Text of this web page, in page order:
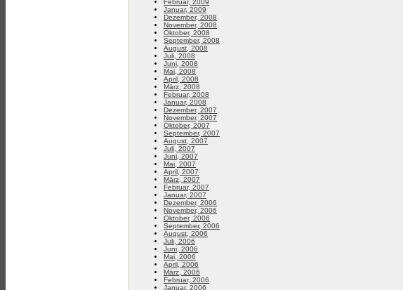
Februar, 2009
Januar, 2009
Dezember, 2008
November, 2008
Oktober, 2008
September, 2008
August, 2008
Juli, 2008
Juni, 2008
Mai, 2008
April, 2008
März, 2008
Februar, 2008
Januar, 2008
Dezember, 2007
November, 2007
Oktober, 2007
September, 2007
August, 2007
Juli, 2007
Juni, 2007
Mai, 2007
April, 2007
März, 2007
Februar, 2007
Januar, 2007
Dezember, 2006
November, 2006
Oktober, 2006
September, 2006
August, 2006
Juli, 2006
Juni, 2006
Mai, 2006
April, 2006
März, 2006
Februar, 2006
Januar, 2006